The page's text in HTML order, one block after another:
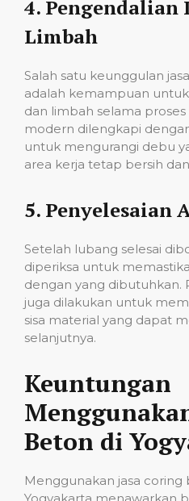
4. Pengendalian
Limbah
Salah satu keunggulan
adalah kemampuan
dan limbah selama
modern dilengkapi
untuk mengurangi debu
area kerja tetap bersih
5. Penyelesaian
Setelah lubang selesai
diperiksa untuk
dengan yang dibutuhkan.
juga dilakukan untuk
sisa material yang dapat
selanjutnya.
Keuntungan
Beton di
Menggunakan jasa coring